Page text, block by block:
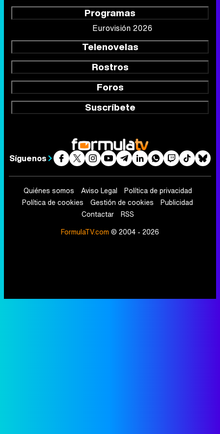
Programas
Eurovisión 2026
Telenovelas
Rostros
Foros
Suscríbete
Síguenos
Quiénes somos Aviso Legal
Política de privacidad
Política de cookies
Gestión de cookies
Publicidad
Contactar
RSS
FormulaTV.com © 2004 - 2026